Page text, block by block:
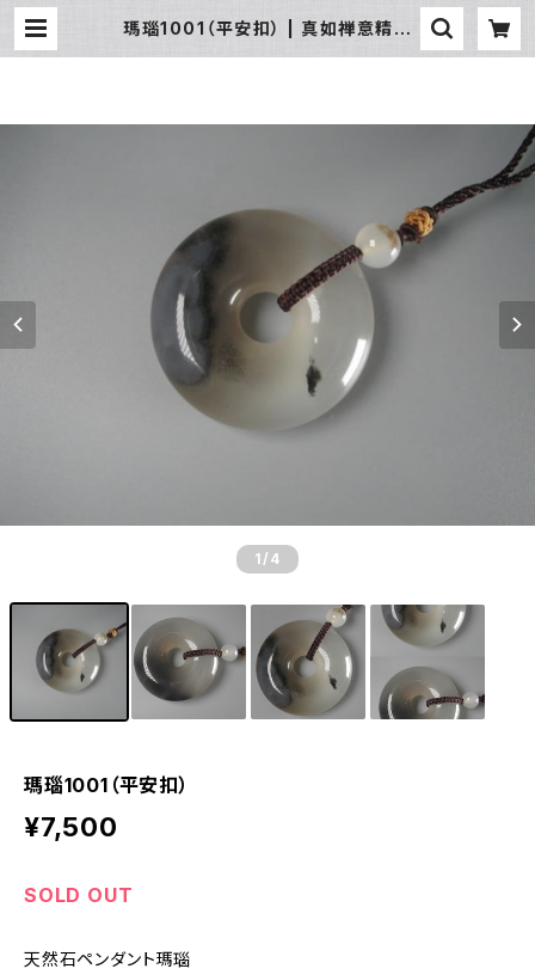
瑪瑙1001（平安扣） | 真如禅意精品
1 /4
瑪瑙1001（平安扣）
¥7,500
SOLD OUT
天然石ペンダント瑪瑙